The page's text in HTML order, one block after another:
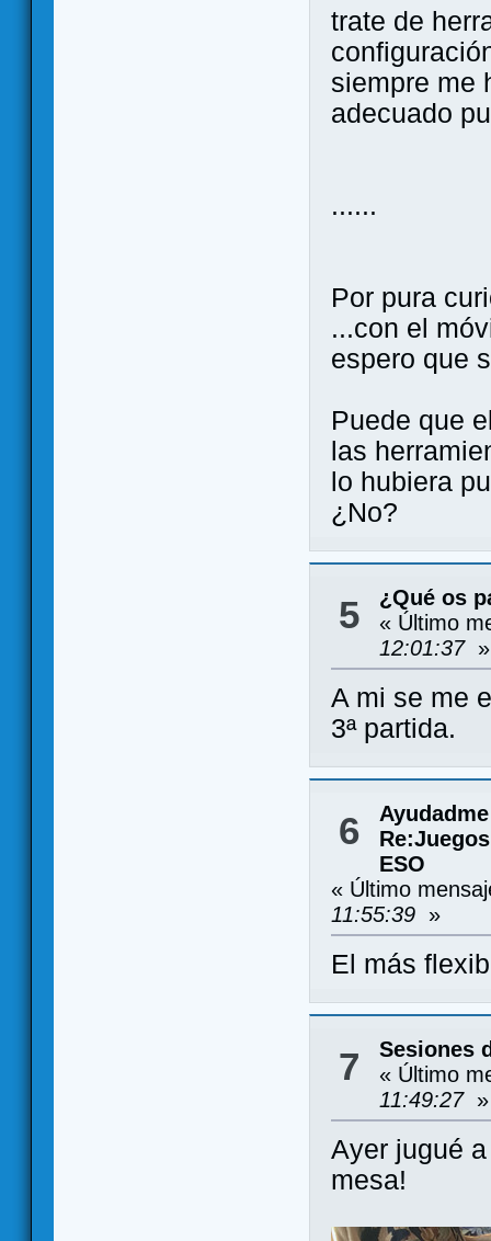
trate de
siempre me
adecuado
......
Por pura
...con el
espero que
Puede que
las
lo hubiera
¿No?
5
¿Qué os
« Último
12:01:37 »
A mi se me
3ª partida.
6
ESO
« Último
11:55:39 »
El más
7
Sesiones
« Último
11:49:27 »
Ayer jugué
mesa!